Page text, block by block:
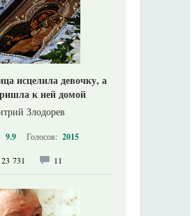
исцелила девочку, а
к ней домой
Злодорев
9.9 Голосов: 2015
23 731 11